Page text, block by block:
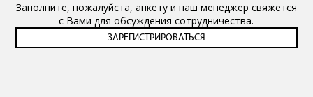
Заполните, пожалуйста, анкету и наш менеджер свяжется
с Вами для обсуждения сотрудничества.